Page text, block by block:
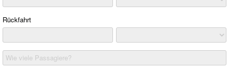
Rückfahrt
Wie viele Passagiere?